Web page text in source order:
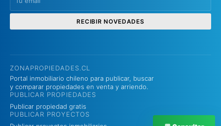
RECIBIR NOVEDADES
ZONAPROPIEDADES.CL
Portal inmobiliario chileno para publicar, buscar
y comparar propiedades en venta y arriendo.
PUBLICAR PROPIEDADES
Publicar propiedad gratis
PUBLICAR PROYECTOS